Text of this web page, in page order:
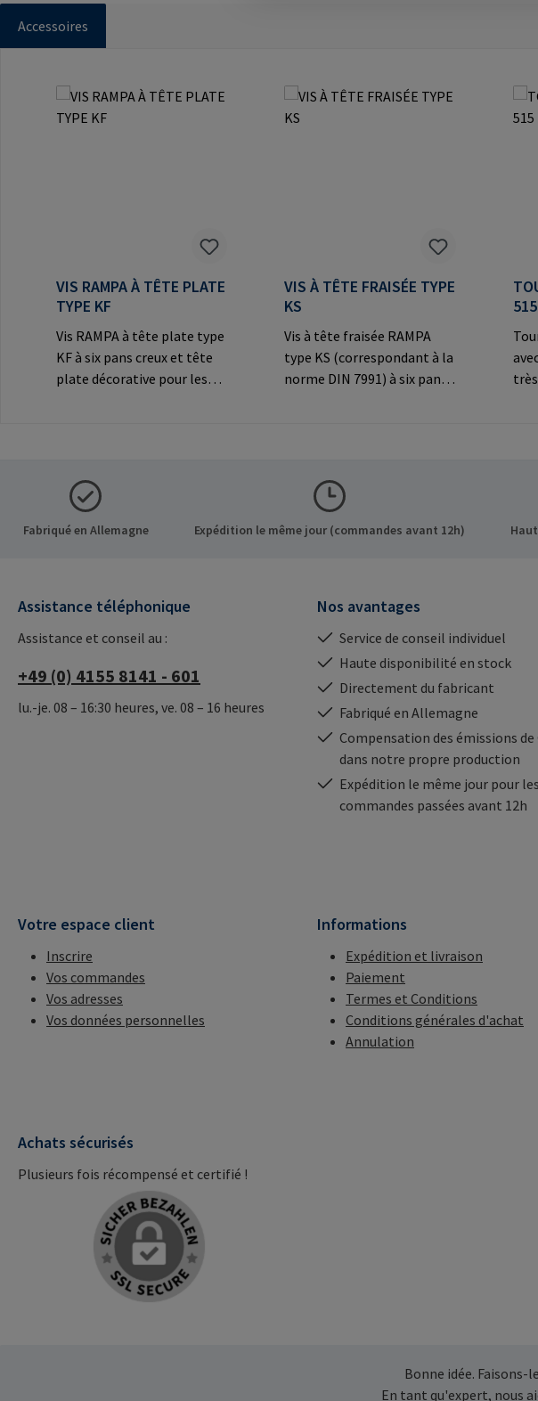
Accessoires
VIS RAMPA À TÊTE PLATE
TYPE KF
Vis RAMPA à tête plate type
KF à six pans creux et tête
plate décorative pour les
Büchen Germany E-Mail:
mail@rampa.com
VIS À TÊTE FRAISÉE TYPE
KS
Vis à tête fraisée RAMPA
type KS (correspondant à la
norme DIN 7991) à six pans
fabricant: RAMPA GmbH &
Co. KG Auf der Heide 8 21514
Büchen Germany E-Mail:
515
Co.
Fabriqué en Allemagne Expédition le même jour (commandes avant 12h)
Assistance téléphonique
Assistance et conseil au :
+49 (0) 4155 8141 - 601
lu.-je. 08 – 16:30 heures, ve. 08 – 16 heures
Nos avantages
Service de conseil individuel
Haute disponibilité en stock
Directement du fabricant
Fabriqué en Allemagne
Compensation des émissions de
dans notre propre production
Expédition le même jour pour les
commandes passées avant 12h
Votre espace client
Inscrire
Vos commandes
Vos adresses
Vos données personnelles
Informations
Expédition et livraison
Paiement
Termes et Conditions
Conditions générales d'achat
Annulation
Achats sécurisés
Plusieurs fois récompensé et certifié !
Bonne idée. Faisons-
En tant qu'expert, nous